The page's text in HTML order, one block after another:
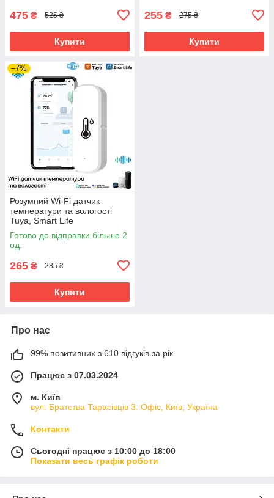
475 ₴ 525 ₴
Купити
255 ₴ 275 ₴
Купити
–7%
Розумний Wi-Fi датчик
температури та вологості
Tuya, Smart Life
Готово до відправки більше 2
од.
265 ₴ 285 ₴
Купити
Про нас
99% позитивних з 610 відгуків за рік
Працює з 07.03.2024
м. Київ
вул. Братства Тарасівців 3. Офіс, Київ, Україна
Контакти
Сьогодні працює з 10:00 до 18:00
Показати весь графік роботи